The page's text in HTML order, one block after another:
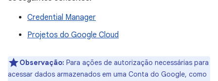
Credential Manager
Projetos do Google Cloud
Observação: Para ações de autorização necessárias para
acessar dados armazenados em uma Conta do Google, como